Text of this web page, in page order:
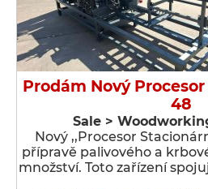
Prodám Nový
48
Sale >
Nový ,,Procesor
přípravě palivového a
množství. Toto zařízení